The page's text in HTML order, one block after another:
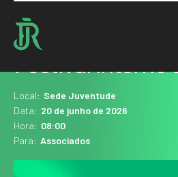
Home : Agenda
Local: Sede Juventude
Data: 20 de junho de 2026
Hora: 08:00
Para: Associados